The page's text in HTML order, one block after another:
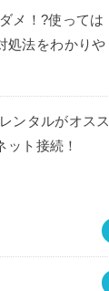
メ！?使っては
処法をわかりや
ンタルがオスス
ット接続！